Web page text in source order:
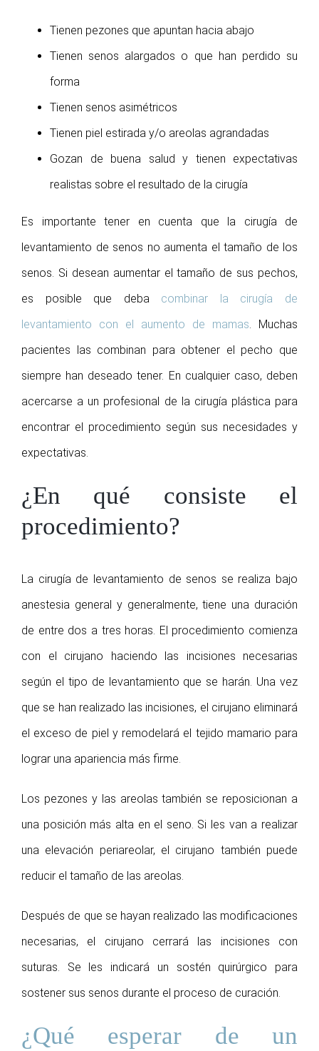
Tienen pezones que apuntan hacia abajo
Tienen senos alargados o que han perdido su
forma
Tienen senos asimétricos
Tienen piel estirada y/o areolas agrandadas
Gozan de buena salud y tienen expectativas
realistas sobre el resultado de la cirugía
Es importante tener en cuenta que la cirugía de
levantamiento de senos no aumenta el tamaño de los
senos. Si desean aumentar el tamaño de sus pechos,
es posible que deba combinar la cirugía de
levantamiento con el aumento de mamas. Muchas
pacientes las combinan para obtener el pecho que
siempre han deseado tener. En cualquier caso, deben
acercarse a un profesional de la cirugía plástica para
encontrar el procedimiento según sus necesidades y
expectativas.
¿En qué consiste el
procedimiento?
La cirugía de levantamiento de senos se realiza bajo
anestesia general y generalmente, tiene una duración
de entre dos a tres horas. El procedimiento comienza
con el cirujano haciendo las incisiones necesarias
según el tipo de levantamiento que se harán. Una vez
que se han realizado las incisiones, el cirujano eliminará
el exceso de piel y remodelará el tejido mamario para
lograr una apariencia más firme.
Los pezones y las areolas también se reposicionan a
una posición más alta en el seno. Si les van a realizar
una elevación periareolar, el cirujano también puede
reducir el tamaño de las areolas.
Después de que se hayan realizado las modificaciones
necesarias, el cirujano cerrará las incisiones con
suturas. Se les indicará un sostén quirúrgico para
sostener sus senos durante el proceso de curación.
¿Qué esperar de un